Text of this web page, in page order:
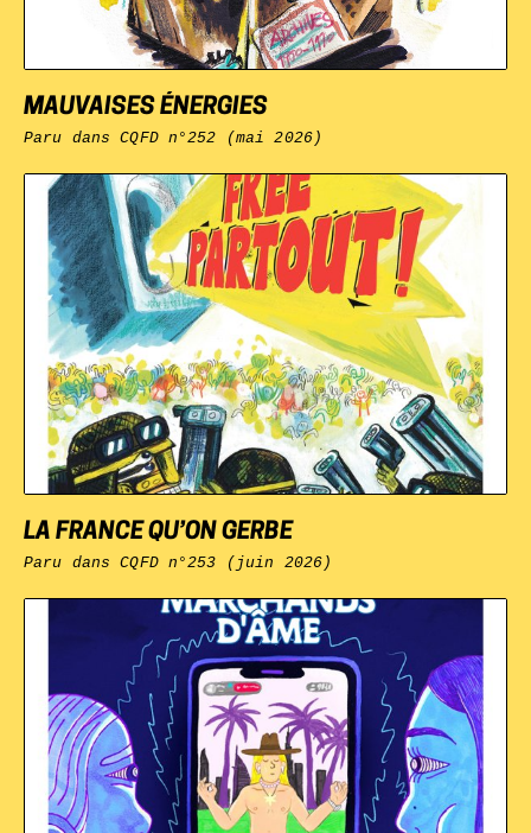
LA FRANCE QU’ON GERBE
Paru dansCQFDn°253 (juin 2026)
MAUVAISES ÉNERGIES
Paru dansCQFDn°252 (mai 2026)